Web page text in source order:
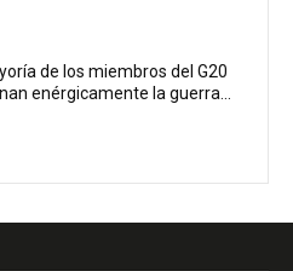
de los miembros del G20
enérgicamente la guerra...